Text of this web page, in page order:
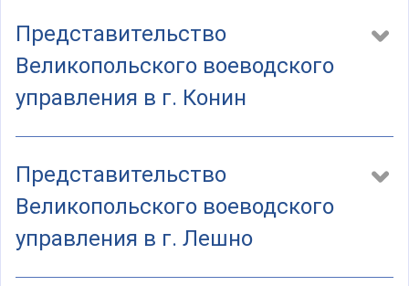
)
Представительство
Великопольского воеводского
управления в г. Конин
Представительство
Великопольского воеводского
управления в г. Лешно